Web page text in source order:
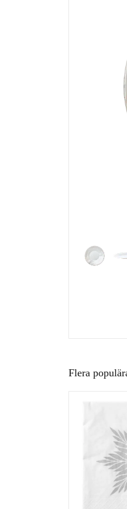
Flera